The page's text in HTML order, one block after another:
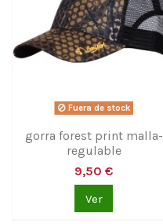
Fuera de stock
gorra forest print malla-
regulable
9,50 €
Ver